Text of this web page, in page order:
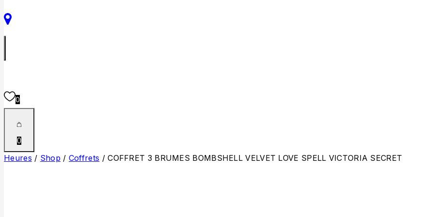
0
0
Heures / Shop / Coffrets / COFFRET 3 BRUMES BOMBSHELL VELVET LOVE SPELL VICTORIA SECRET